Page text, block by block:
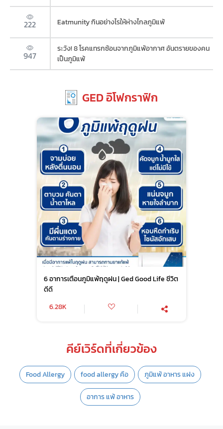
222 Eatmunity กินอย่างไรให้ห่างไกลภูมิแพ้
947
ระวัง! 8 โรคแทรกซ้อนจากภูมิแพ้อากาศ อันตรายของคน
เป็นภูมิแพ้
GED อิโฟกราฟิก
6 อาการเตือนภูมิแพ้ฤดูฝน | Ged Good Life ชีวิต
ดีดี
6.28K
คีย์เวิร์ดที่เกี่ยวข้อง
Food Allergy food allergy คือ ภูมิแพ้ อาหาร แฝง
อาการ แพ้ อาหาร